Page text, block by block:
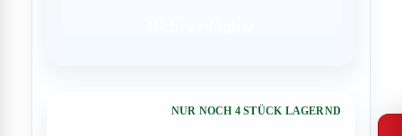
NUR NOCH 4 STÜCK LAGERND